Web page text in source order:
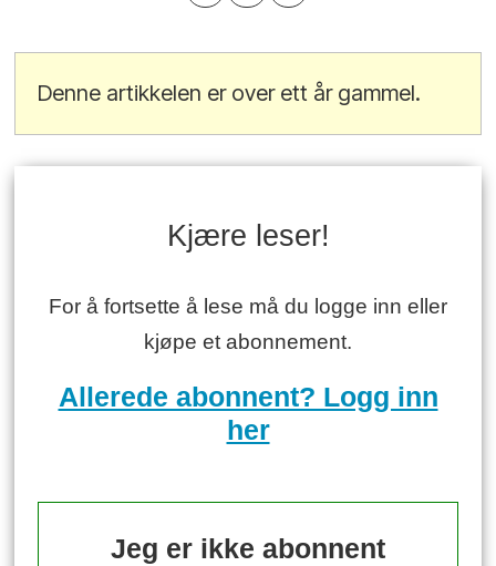
Denne artikkelen er over ett år gammel.
Kjære leser!
For å fortsette å lese må du logge inn eller
kjøpe et abonnement.
Allerede abonnent? Logg inn
her
Jeg er ikke abonnent